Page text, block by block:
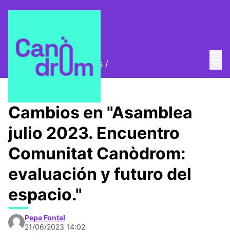
Encuentros y asambleas /
Cambios en "Asamblea
julio 2023. Encuentro
Comunitat Canòdrom:
evaluación y futuro del
espacio."
Pepa Fontal
21/06/2023 14:02